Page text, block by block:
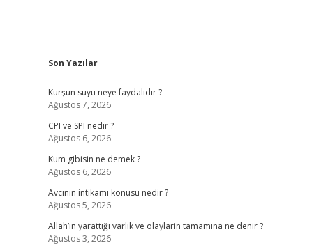
Sidebar
Son Yazılar
Kurşun suyu neye faydalıdır ?
Ağustos 7, 2026
CPI ve SPI nedir ?
Ağustos 6, 2026
Kum gibisin ne demek ?
Ağustos 6, 2026
Avcının intikamı konusu nedir ?
Ağustos 5, 2026
Allah’ın yarattığı varlık ve olaylarin tamamına ne denir ?
Ağustos 3, 2026